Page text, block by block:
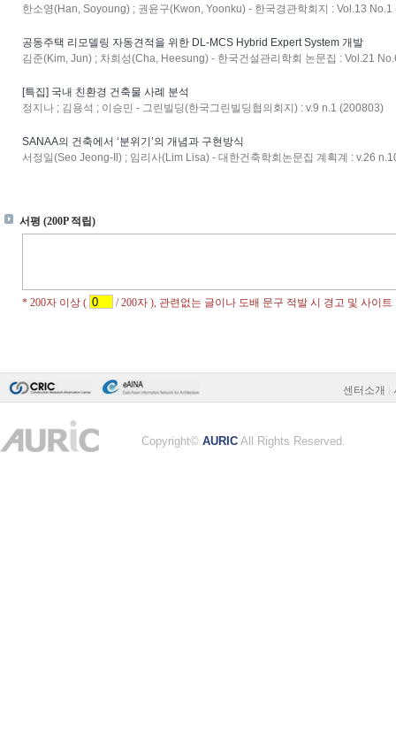
한소영(Han, Soyoung) ; 권윤구(Kwon, Yoonku) - 한국경관학회지 : Vol.13
공동주택 리모델링 자동견적을 위한 DL-MCS Hybrid Expert System 개발
김준(Kim, Jun) ; 차희성(Cha, Heesung) - 한국건설관리학회 논문집 : Vol.21
[특집] 국내 친환경 건축물 사례 분석
정지나 ; 김용석 ; 이승민 - 그린빌딩(한국그린빌딩협의회지) : v.9 n.1 (200803)
SANAA의 건축에서 ‘분위기’의 개념과 구현방식
서정일(Seo Jeong-Il) ; 임리사(Lim Lisa) - 대한건축학회논문집 계획계 : v.26
센터소개
Copyright© AURIC All Rights Reserved.